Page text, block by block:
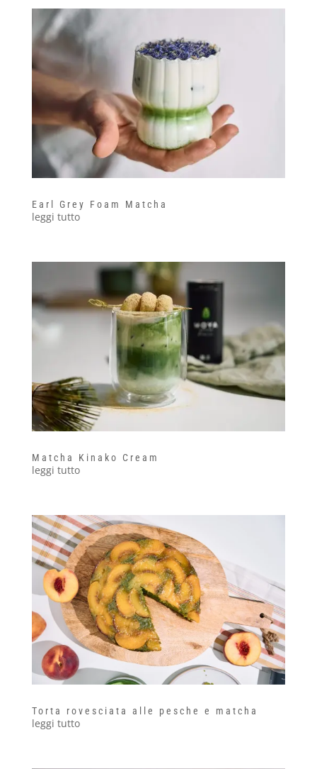
Earl Grey Foam Matcha
leggi tutto
Matcha Kinako Cream
leggi tutto
Torta rovesciata alle pesche e matcha
leggi tutto